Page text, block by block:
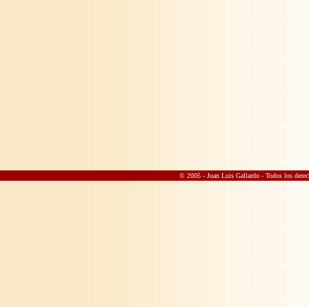
© 2005 - Juan Luis Gallardo - Todos los